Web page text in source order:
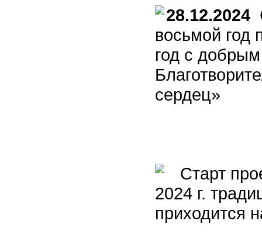
28.12.2024
восьмой год
год с
сердец»
Старт
2024 г.
приходится